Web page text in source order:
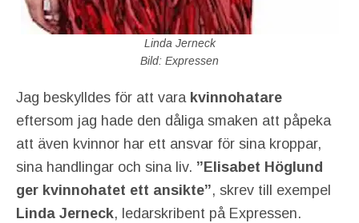
Linda Jerneck
Bild: Expressen
Jag beskylldes för att vara kvinnohatare
eftersom jag hade den dåliga smaken att påpeka
att även kvinnor har ett ansvar för sina kroppar,
sina handlingar och sina liv. ”Elisabet Höglund
ger kvinnohatet ett ansikte”, skrev till exempel
Linda Jerneck, ledarskribent på Expressen.